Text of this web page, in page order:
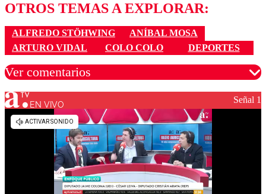
OTROS TEMAS A EXPLORAR:
ALFREDO STÖHWING
ANÍBAL MOSA
ARTURO VIDAL
COLO COLO DEPORTES
Ver comentarios
Los comentarios son moderados para garantizar un
diálogo respetuoso.
EN VIVO Señal 1